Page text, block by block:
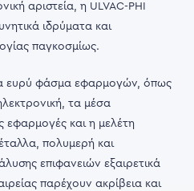
αριστεία, η ULVAC-PHI
ιδρύματα και
παγκοσμίως.
ευρύ φάσμα εφαρμογών, όπως
τα μέσα
εφαρμογές και η μελέτη
πολυμερή και
επιφανειών εξαιρετικά
παρέχουν ακρίβεια και